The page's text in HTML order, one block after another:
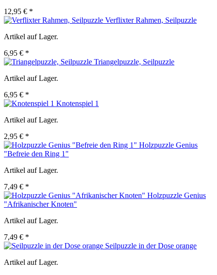
12,95 € *
Verflixter Rahmen, Seilpuzzle
Artikel auf Lager.
6,95 € *
Triangelpuzzle, Seilpuzzle
Artikel auf Lager.
6,95 € *
Knotenspiel 1
Artikel auf Lager.
2,95 € *
Holzpuzzle Genius
"Befreie den Ring 1"
Artikel auf Lager.
7,49 € *
Holzpuzzle Genius
"Afrikanischer Knoten"
Artikel auf Lager.
7,49 € *
Seilpuzzle in der Dose orange
Artikel auf Lager.